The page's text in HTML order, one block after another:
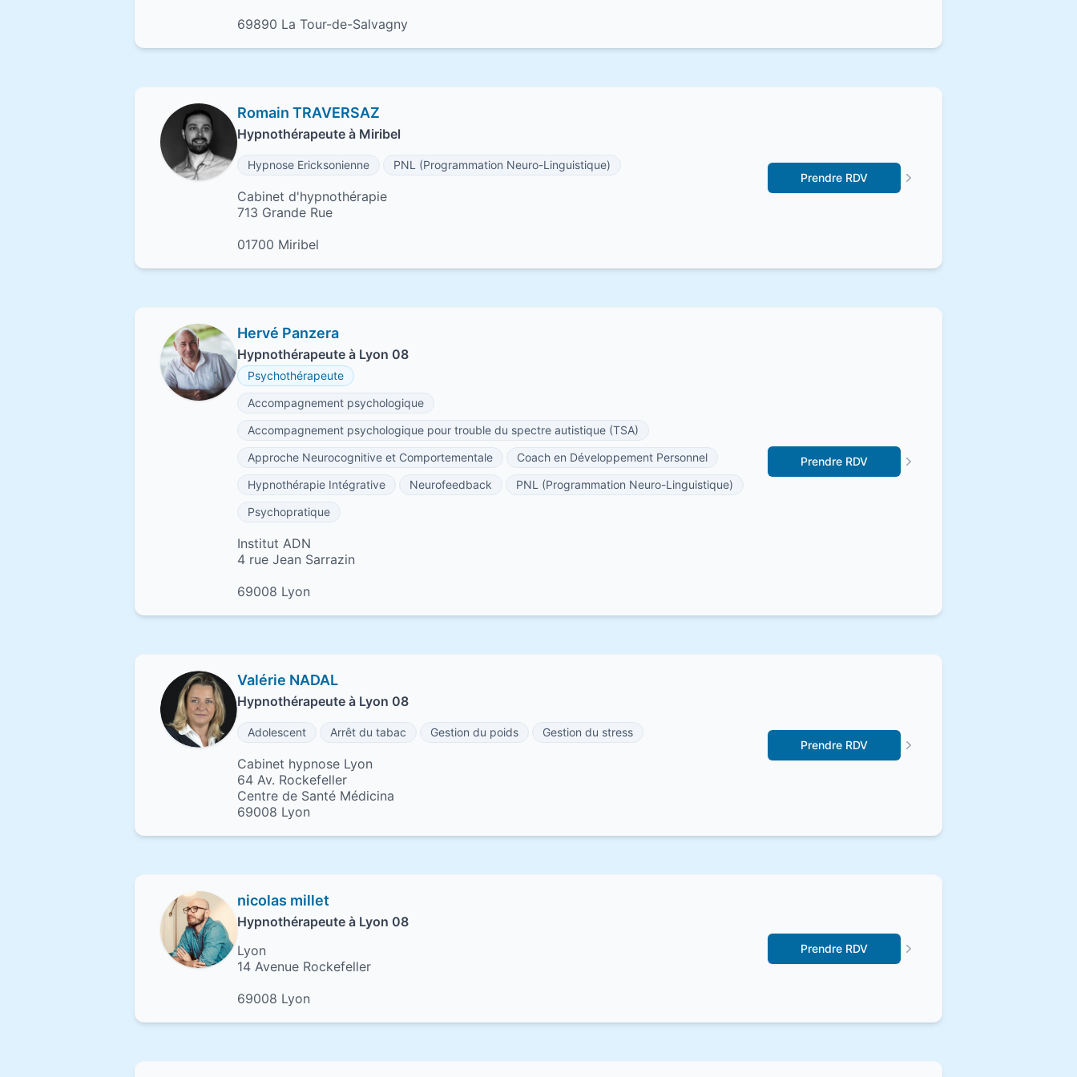
69890 La Tour-de-Salvagny
Romain TRAVERSAZ
Hypnothérapeute à Miribel
Hypnose Ericksonienne PNL (Programmation Neuro-Linguistique)
Cabinet d'hypnothérapie
713 Grande Rue
01700 Miribel
Prendre RDV
Hervé Panzera
Hypnothérapeute à Lyon 08
Psychothérapeute
Accompagnement psychologique
Accompagnement psychologique pour trouble du spectre autistique (TSA)
Approche Neurocognitive et Comportementale
Coach en Développement Personnel
Hypnothérapie Intégrative
Neurofeedback
PNL (Programmation Neuro-Linguistique)
Psychopratique
Institut ADN
4 rue Jean Sarrazin
69008 Lyon
Prendre RDV
Valérie NADAL
Hypnothérapeute à Lyon 08
Adolescent Arrêt du tabac Gestion du poids Gestion du stress
Cabinet hypnose Lyon
64 Av. Rockefeller
Centre de Santé Médicina
69008 Lyon
Prendre RDV
nicolas millet
Hypnothérapeute à Lyon 08
Lyon
14 Avenue Rockefeller
69008 Lyon
Prendre RDV